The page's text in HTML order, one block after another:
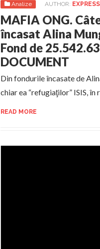
Analize AUTHOR: EXPRESS
MAFIA ONG.
încasat Alina
Fond de
DOCUMENT
Din fondurile încasate de
chiar ea “refugiaţilor” ISIS,
READ MORE